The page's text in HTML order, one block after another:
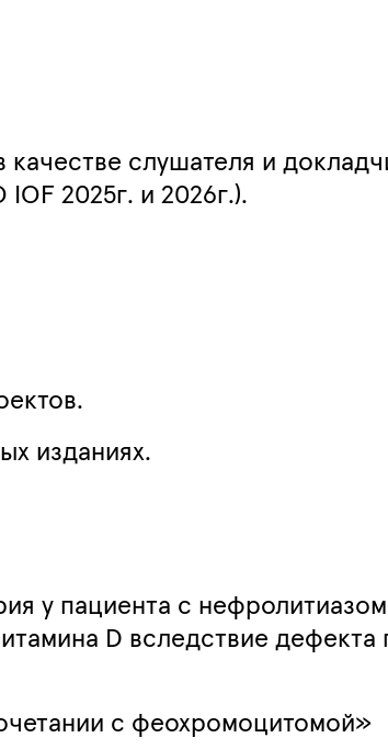
слушателя и
IOF 2025г. и 2026г.).
изданиях.
у пациента с
D вследствие дефекта
с феохромоцитомой»